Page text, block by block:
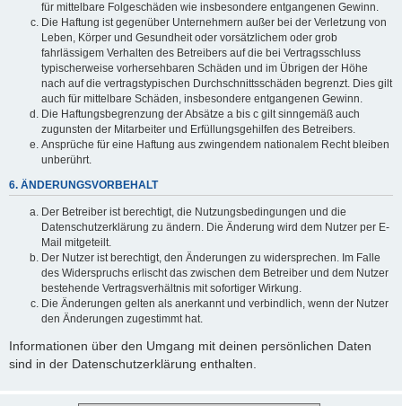
für mittelbare Folgeschäden wie insbesondere entgangenen Gewinn.
Die Haftung ist gegenüber Unternehmern außer bei der Verletzung von
Leben, Körper und Gesundheit oder vorsätzlichem oder grob
fahrlässigem Verhalten des Betreibers auf die bei Vertragsschluss
typischerweise vorhersehbaren Schäden und im Übrigen der Höhe
nach auf die vertragstypischen Durchschnittsschäden begrenzt. Dies gilt
auch für mittelbare Schäden, insbesondere entgangenen Gewinn.
Die Haftungsbegrenzung der Absätze a bis c gilt sinngemäß auch
zugunsten der Mitarbeiter und Erfüllungsgehilfen des Betreibers.
Ansprüche für eine Haftung aus zwingendem nationalem Recht bleiben
unberührt.
6. ÄNDERUNGSVORBEHALT
Der Betreiber ist berechtigt, die Nutzungsbedingungen und die
Datenschutzerklärung zu ändern. Die Änderung wird dem Nutzer per E-
Mail mitgeteilt.
Der Nutzer ist berechtigt, den Änderungen zu widersprechen. Im Falle
des Widerspruchs erlischt das zwischen dem Betreiber und dem Nutzer
bestehende Vertragsverhältnis mit sofortiger Wirkung.
Die Änderungen gelten als anerkannt und verbindlich, wenn der Nutzer
den Änderungen zugestimmt hat.
Informationen über den Umgang mit deinen persönlichen Daten
sind in der Datenschutzerklärung enthalten.